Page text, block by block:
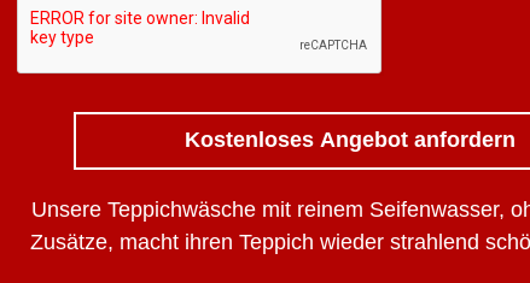
Kostenloses Angebot anfordern
Unsere Teppichwäsche mit reinem Seifenwasser,
Zusätze, macht ihren Teppich wieder strahlend